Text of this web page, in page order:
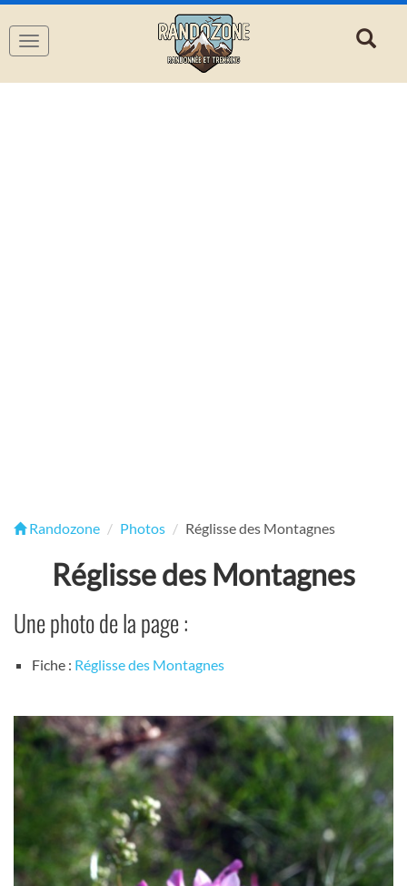
Navigation
Randozone Photos Réglisse des Montagnes
Réglisse des Montagnes
Une photo de la page :
Fiche : Réglisse des Montagnes